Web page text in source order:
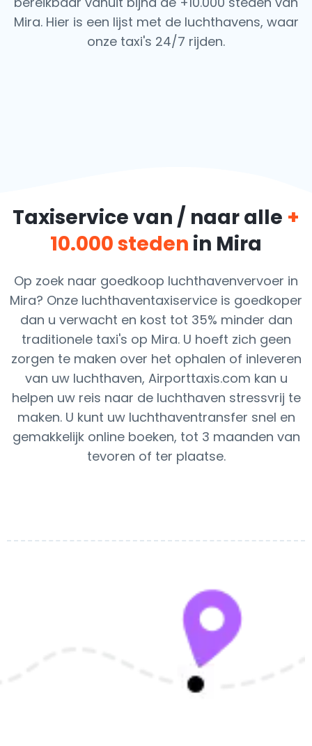
Mira. Hier is een lijst met de luchthavens, waar
onze taxi's 24/7 rijden.
Taxiservice van / naar alle +
10.000 steden in Mira
Op zoek naar goedkoop luchthavenvervoer in
Mira? Onze luchthaventaxiservice is goedkoper
dan u verwacht en kost tot 35% minder dan
traditionele taxi's op Mira. U hoeft zich geen
zorgen te maken over het ophalen of inleveren
van uw luchthaven, Airporttaxis.com kan u
helpen uw reis naar de luchthaven stressvrij te
maken. U kunt uw luchthaventransfer snel en
gemakkelijk online boeken, tot 3 maanden van
tevoren of ter plaatse.